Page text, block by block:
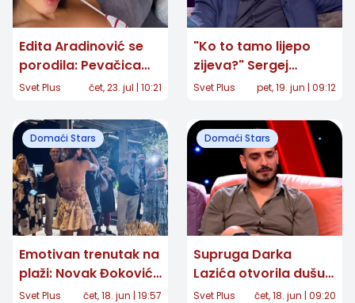
Edita Aradinović se
porodila: Pevačica
objavila prvu
Svet Plus čet, 23. jul | 10:21
"Ko to tamo lijepo
zijeva?" Sergej
Ćetković posle 40
koji je mnoge
raznežio
Svet Plus pet, 19. jun | 09:12
Domaći Stars
Emotivan trenutak na
plaži: Novak Đoković
iznenadio Jelenu
Svet Plus čet, 18. jun | 19:57
Domaći Stars
Supruga Darka
Lazića otvorila dušu:
"Nikada se nećemo
Svet Plus čet, 18. jun | 09:20